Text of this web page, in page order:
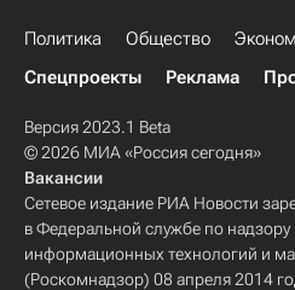
Политика Общество
Спецпроекты
Реклама
Версия 2023.1 Beta
© 2026 МИА «Россия сегодня»
Вакансии
Сетевое издание РИА Новости
в Федеральной службе по надзору
информационных технологий и
(Роскомнадзор) 08 апреля 2014